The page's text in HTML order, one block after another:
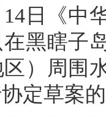
14日《中
黑瞎子
）周围
定草案